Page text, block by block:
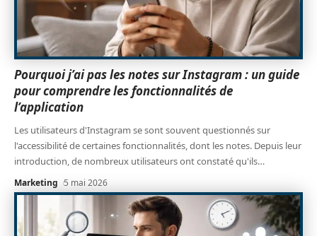
Pourquoi j’ai pas les notes sur Instagram : un guide
pour comprendre les fonctionnalités de
l’application
Les utilisateurs d'Instagram se sont souvent questionnés sur
l'accessibilité de certaines fonctionnalités, dont les notes. Depuis leur
introduction, de nombreux utilisateurs ont constaté qu'ils…
Marketing 5 mai 2026